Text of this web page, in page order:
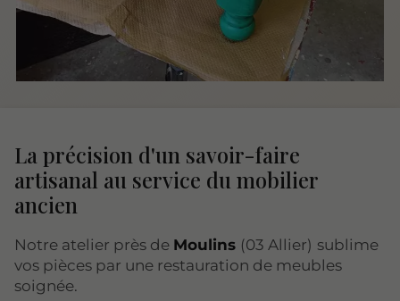
La précision d'un savoir-faire
artisanal au service du mobilier
ancien
Notre atelier près de Moulins (03 Allier) sublime
vos pièces par une restauration de meubles
soignée.